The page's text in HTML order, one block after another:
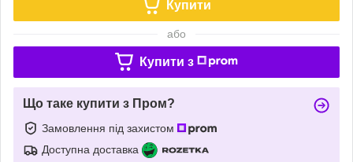
Купити
або
Купити з
Що таке купити з Пром?
Замовлення під захистом
Доступна доставка